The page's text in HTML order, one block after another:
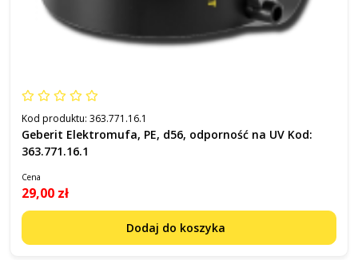
Kod produktu: 363.771.16.1
Geberit Elektromufa, PE, d56, odporność na UV Kod:
363.771.16.1
Cena
29,00 zł
Dodaj do koszyka